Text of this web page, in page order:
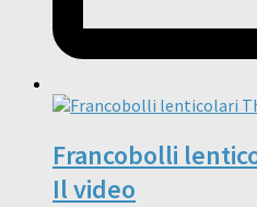
Francobolli
Il video